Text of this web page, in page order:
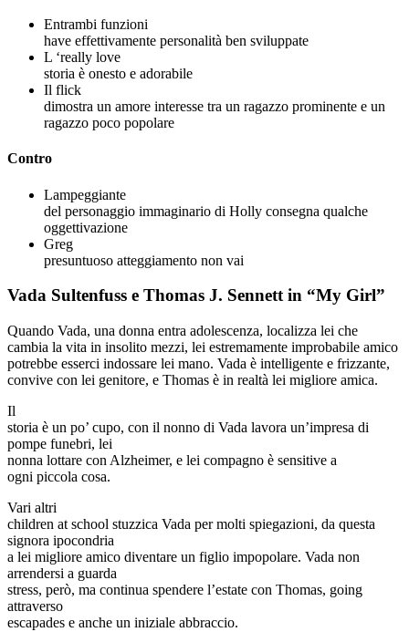
Entrambi funzioni
have effettivamente personalità ben sviluppate
L ‘really love
storia è onesto e adorabile
Il flick
dimostra un amore interesse tra un ragazzo prominente e un
ragazzo poco popolare
Contro
Lampeggiante
del personaggio immaginario di Holly consegna qualche
oggettivazione
Greg
presuntuoso atteggiamento non vai
Vada Sultenfuss e Thomas J. Sennett in “My Girl”
Quando Vada, una donna entra adolescenza, localizza lei che
cambia la vita in insolito mezzi, lei estremamente improbabile amico
potrebbe esserci indossare lei mano. Vada è intelligente e frizzante,
convive con lei genitore, e Thomas è in realtà lei migliore amica.
Il
storia è un po’ cupo, con il nonno di Vada lavora un’impresa di
pompe funebri, lei
nonna lottare con Alzheimer, e lei compagno è sensitive a
ogni piccola cosa.
Vari altri
children at school stuzzica Vada per molti spiegazioni, da questa
signora ipocondria
a lei migliore amico diventare un figlio impopolare. Vada non
arrendersi a guarda
stress, però, ma continua spendere l’estate con Thomas, going
attraverso
escapades e anche un iniziale abbraccio.